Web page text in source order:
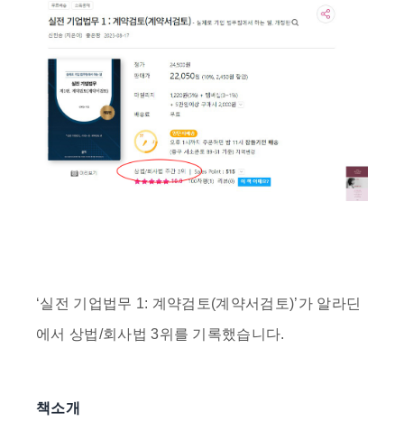
‘실전 기업법무 1: 계약검토(계약서검토)’가 알라딘
에서 상법/회사법 3위 를 기록했습니다.
책소개